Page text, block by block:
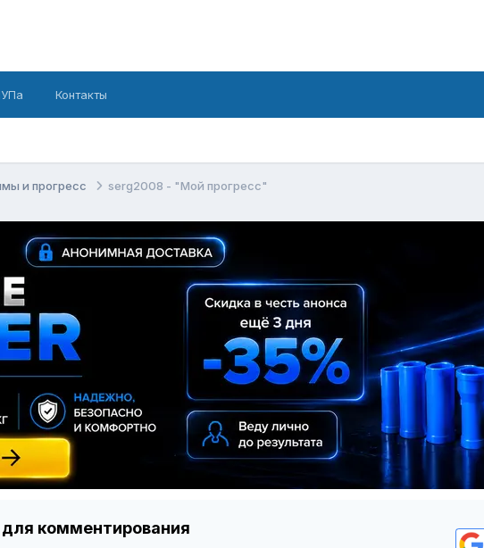
Контакты
и прогресс serg2008 - "Мой прогресс"
для комментирования